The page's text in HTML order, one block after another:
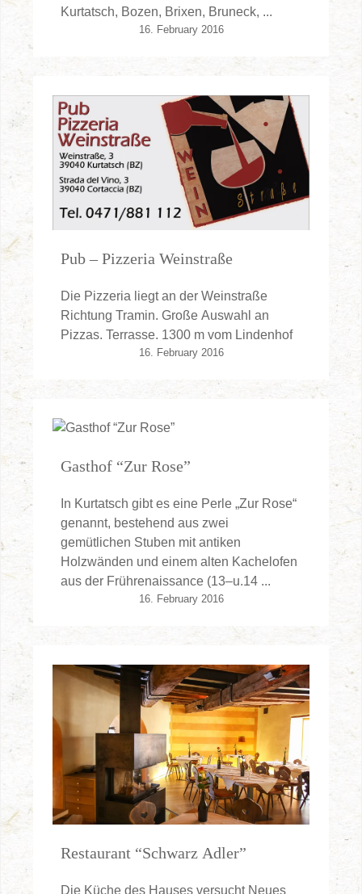
Kurtatsch, Bozen, Brixen, Bruneck, ...
16. February 2016
Pub – Pizzeria Weinstraße
Die Pizzeria liegt an der Weinstraße
Richtung Tramin. Große Auswahl an
Pizzas. Terrasse. 1300 m vom Lindenhof
16. February 2016
Gasthof “Zur Rose”
In Kurtatsch gibt es eine Perle „Zur Rose“
genannt, bestehend aus zwei
gemütlichen Stuben mit antiken
Holzwänden und einem alten Kachelofen
aus der Frührenaissance (13–u.14 ...
16. February 2016
Restaurant “Schwarz Adler”
Die Küche des Hauses versucht Neues